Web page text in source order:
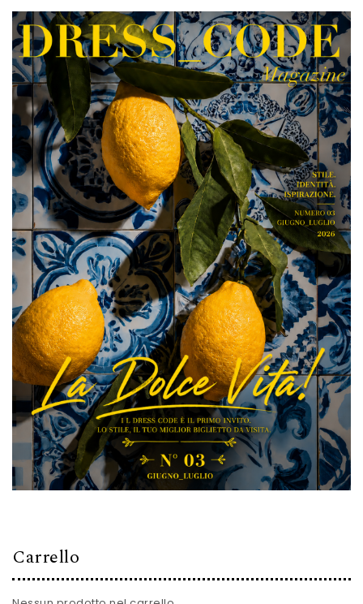
Carrello